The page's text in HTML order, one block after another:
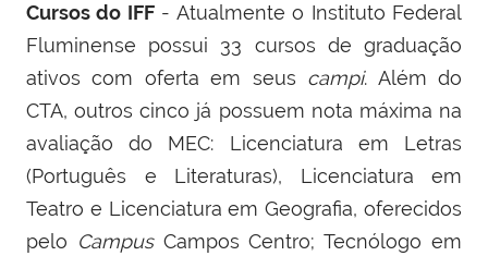
Cursos do IFF- Atualmente o Instituto Federal
Fluminense possui 33 cursos de graduação
ativos com oferta em seus campi. Além do
CTA, outros cinco já possuem nota máxima na
avaliação do MEC: Licenciatura em Letras
(Português e Literaturas), Licenciatura em
Teatro e Licenciatura em Geografia, oferecidos
pelo Campus Campos Centro; Tecnólogo em